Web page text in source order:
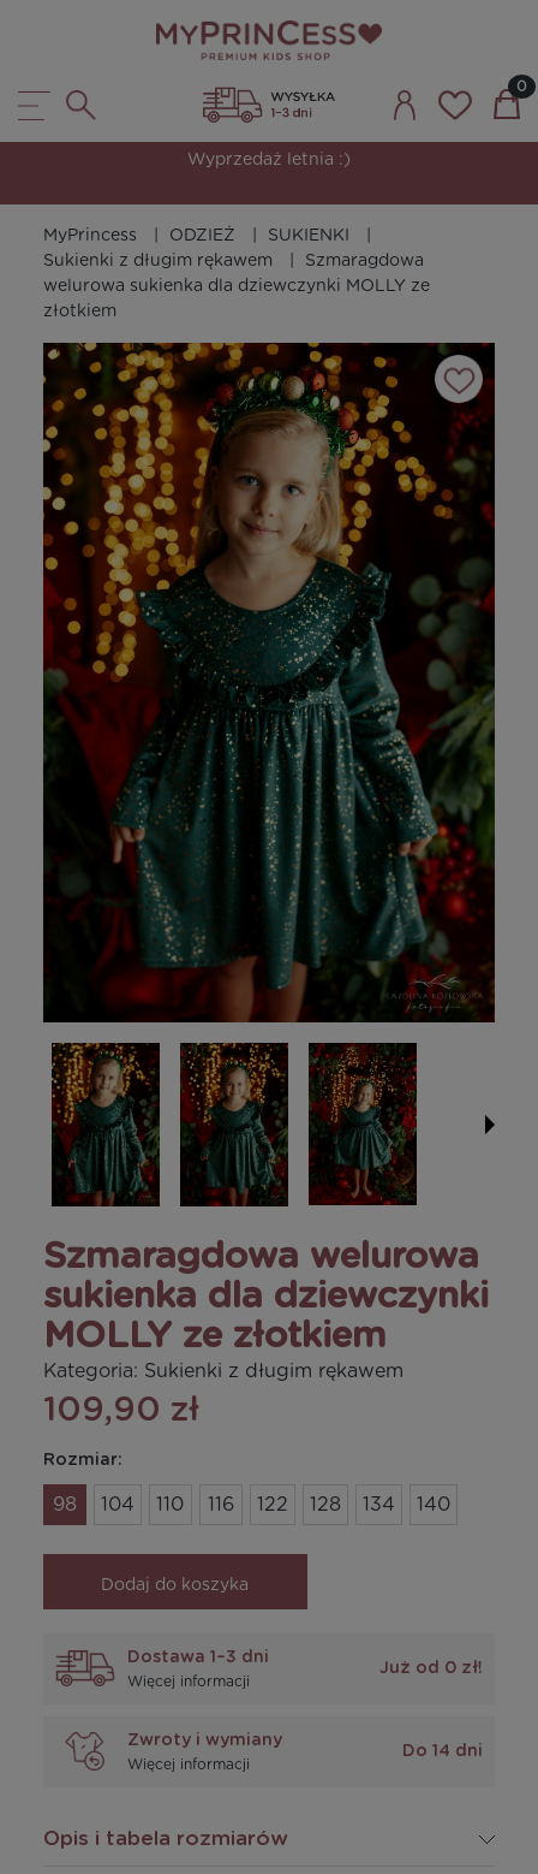
Wyprzedaż letnia :)
MyPrincess ODZIEŻ
SUKIENKI
Sukienki z długim rękawem
Szmaragdowa
welurowa sukienka dla dziewczynki MOLLY ze
złotkiem
Szmaragdowa welurowa
sukienka dla dziewczynki
MOLLY ze złotkiem
Kategoria: Sukienki z długim rękawem
109,90 zł
Rozmiar:
98 104 110 116 122 128 134 140
Dodaj do koszyka
Dostawa 1–3 dni
Więcej informacji
Już od 0 zł!
Zwroty i wymiany
Więcej informacji
Do 14 dni
Opis i tabela rozmiarów